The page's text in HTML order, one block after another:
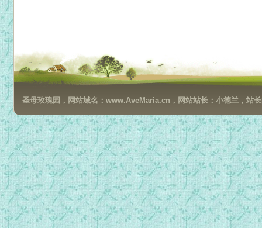
圣母玫瑰园，网站域名：www.AveMaria.cn，网站站长：小德兰，